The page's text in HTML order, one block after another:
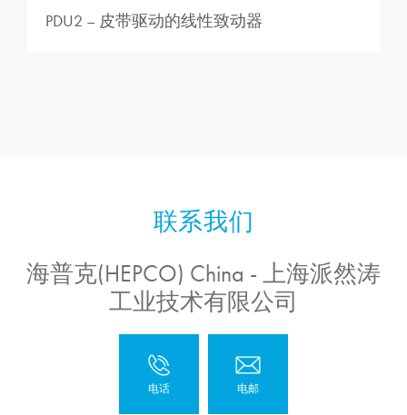
PDU2 – 皮带驱动的线性致动器
海普克(HEPCO) China - 上海派然涛
工业技术有限公司